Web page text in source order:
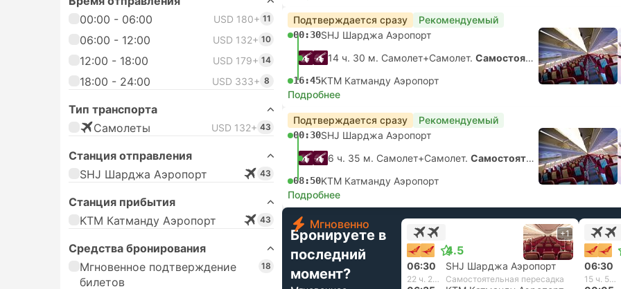
00:00 - 06:00
USD 180+ 11
06:00 - 12:00 USD 132+ 10
12:00 - 18:00 USD 179+ 14
18:00 - 24:00 USD 333+ 8
Тип транспорта
Самолеты
USD 132+ 43
Станция отправления
SHJ Шарджа Аэропорт
43
Станция прибытия
KTM Катманду Аэропорт
43
Средства бронирования
Мгновенное подтверждение
билетов
18
Подтверждается сразу Рекомендуемый
00:30SHJ Шарджа Аэропорт
14 ч. 30 м. Самолет+Самолет. Самостоятельная пересадка
16:45KTM Катманду Аэропорт
Подробнее
Подтверждается сразу Рекомендуемый
00:30SHJ Шарджа Аэропорт
6 ч. 35 м. Самолет+Самолет. Самостоятельная пересадка
08:50KTM Катманду Аэропорт
Подробнее
Мгновенно
Бронируете в
последний
момент?
4.5
+1
06:30 SHJ Шарджа Аэропорт
22 ч. 20 м. Самостоятельная пересадка
06:30
15 ч. 50 м.